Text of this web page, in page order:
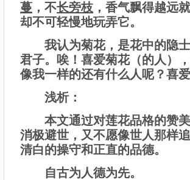
蔓 ，不长旁枝 ，香气飘得越远
却不可轻慢地玩弄它。
我认为菊花，是花中的隐
君子。唉！喜爱菊花（的人）
像我一样的还有什么人呢？喜
浅析：
本文通过对莲花品格的赞
消极避世，又不愿像世人那样
清白的操守和正直的品德。
自古为人德为先。